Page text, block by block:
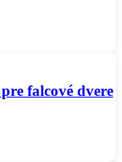
falcové dvere